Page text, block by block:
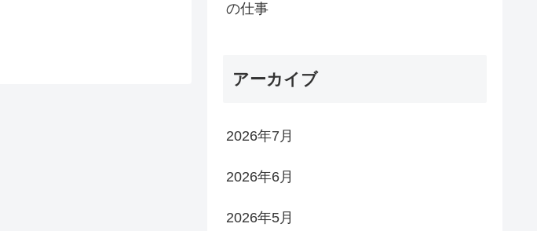
の仕事
アーカイブ
2026年7月
2026年6月
2026年5月